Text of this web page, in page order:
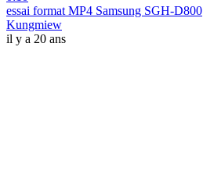
essai format MP4 Samsung SGH-D800
Kungmiew
il y a 20 ans